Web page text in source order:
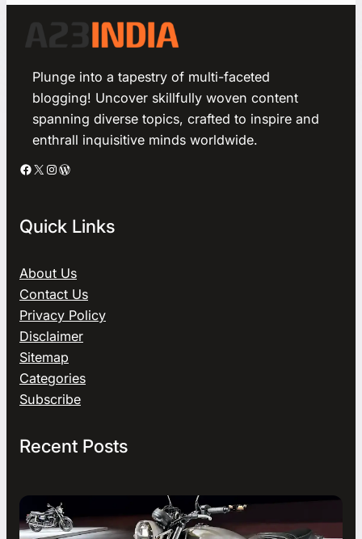
Plunge into a tapestry of multi-faceted
blogging! Uncover skillfully woven content
spanning diverse topics, crafted to inspire and
enthrall inquisitive minds worldwide.
Facebook X Instagram WordPress
Quick Links
About Us
Contact Us
Privacy Policy
Disclaimer
Sitemap
Categories
Subscribe
Recent Posts